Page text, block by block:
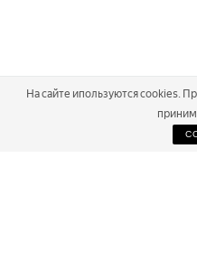
На сайте ипользуются cookies.